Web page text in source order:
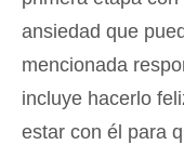
ansiedad que
mencionada
incluye hacerlo
estar con él para